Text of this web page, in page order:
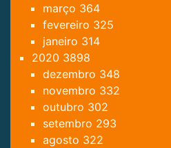
março 364
fevereiro 325
janeiro 314
2020 3898
dezembro 348
novembro 332
outubro 302
setembro 293
agosto 322